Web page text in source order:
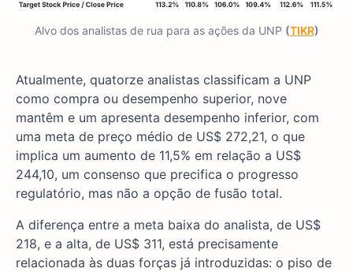
Alvo dos analistas de rua para as ações da UNP (TIKR)
Atualmente, quatorze analistas classificam a UNP
como compra ou desempenho superior, nove
mantêm e um apresenta desempenho inferior, com
uma meta de preço médio de US$ 272,21, o que
implica um aumento de 11,5% em relação a US$
244,10, um consenso que precifica o progresso
regulatório, mas não a opção de fusão total.
A diferença entre a meta baixa do analista, de US$
218, e a alta, de US$ 311, está precisamente
relacionada às duas forças já introduzidas: o piso de